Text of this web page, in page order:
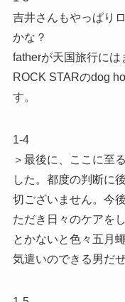
吉井さんもやっぱり
かな？
fatherが天国旅行には
ROCK STARのdog
す。
1-4
＞最後に、ここに至
した。都度の判断に
切ございません。今
ただき日々のケアを
とかないと色々五月
気遣いのできる男だ